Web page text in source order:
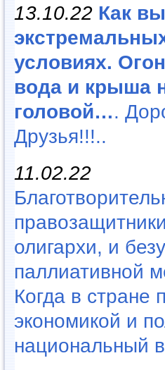
13.10.22 Как
условиях.
вода и крыша
головой….
Друзья!!!..
11.02.22
олигархи, и
паллиативной
Когда в стране
экономикой и
национальный